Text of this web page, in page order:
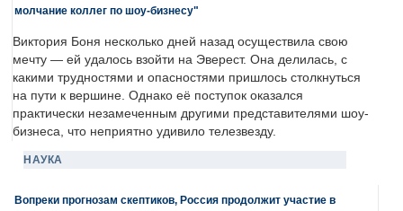
молчание коллег по шоу-бизнесу"
Виктория Боня несколько дней назад осуществила свою
мечту — ей удалось взойти на Эверест. Она делилась, с
какими трудностями и опасностями пришлось столкнуться
на пути к вершине. Однако её поступок оказался
практически незамеченным другими представителями шоу-
бизнеса, что неприятно удивило телезвезду.
НАУКА
Вопреки прогнозам скептиков, Россия продолжит участие в